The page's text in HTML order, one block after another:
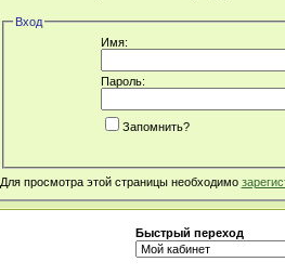
Вход
Имя:
Пароль:
Запомнить?
Для просмотра этой страницы необходимо
Быстрый переход